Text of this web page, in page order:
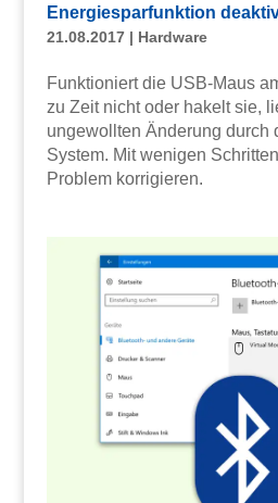
Energiesparfunktion
21.08.2017| Hardware
Funktioniert die USB-Maus
zu Zeit nicht oder hakelt sie,
ungewollten Änderung durch
System. Mit wenigen
Problem korrigieren.